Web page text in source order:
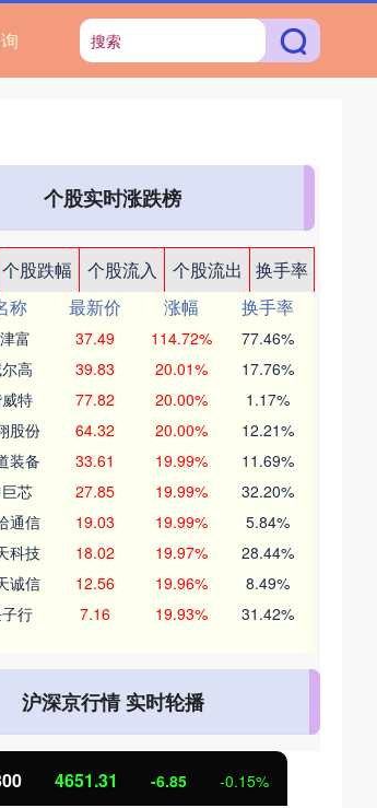
个股实时涨跌榜
个股跌幅 个股流入 个股流出
换手率
称 最新价 涨幅
换手率
富 37.49 114.72% 77.46%
高 39.83 20.01% 17.76%
特 77.82 20.00% 1.17%
股份 64.32 20.00% 12.21%
装备 33.61 19.99% 11.69%
芯 27.85 19.99% 32.20%
通信 19.03 19.99% 5.84%
科技 18.02 19.97% 28.44%
诚信 12.56 19.96% 8.49%
行 7.16 19.93% 31.42%
沪深京行情 实时轮播
4651.31 -6.85 -0.15%